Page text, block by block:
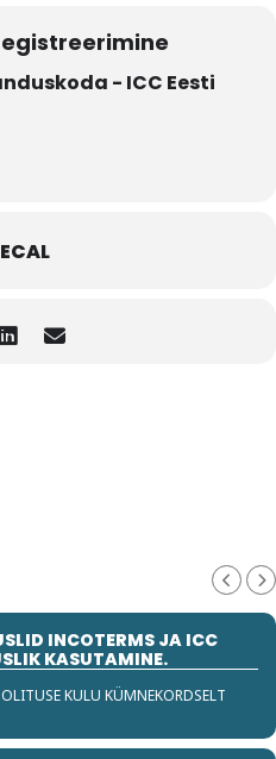
- ICC Eesti
INCOTERMS JA ICC
KASUTAMINE.
KULU KÜMNEKORDSELT